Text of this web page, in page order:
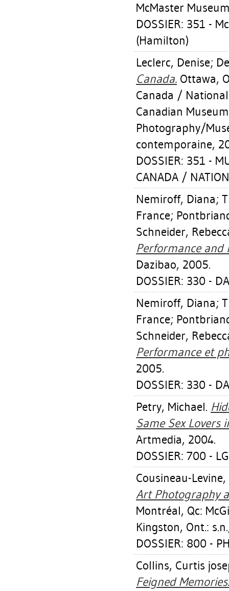
McMaster
DOSSIER: 351 -
(Hamilton)
Leclerc, Denise;
Canada. Ottawa,
Canada /
Canadian
Photography/
contemporaine,
DOSSIER: 351 -
CANADA /
Nemiroff, Diana;
France;
Schneider,
Performance and
Dazibao, 2005.
DOSSIER: 330 -
Nemiroff, Diana;
France;
Schneider,
Performance et
2005.
DOSSIER: 330 -
Petry, Michael.
Same Sex Lovers
Artmedia, 2004.
DOSSIER: 700 -
Cousineau-Levine,
Art Photography
Montréal, Qc:
Kingston, Ont.:
DOSSIER: 800 -
Collins, Curtis
Feigned Memories.